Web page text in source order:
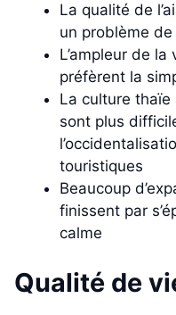
La qualité de
un problème
L’ampleur de
préfèrent la
La culture
sont plus
touristiques
Beaucoup
finissent par
calme
Qualité de